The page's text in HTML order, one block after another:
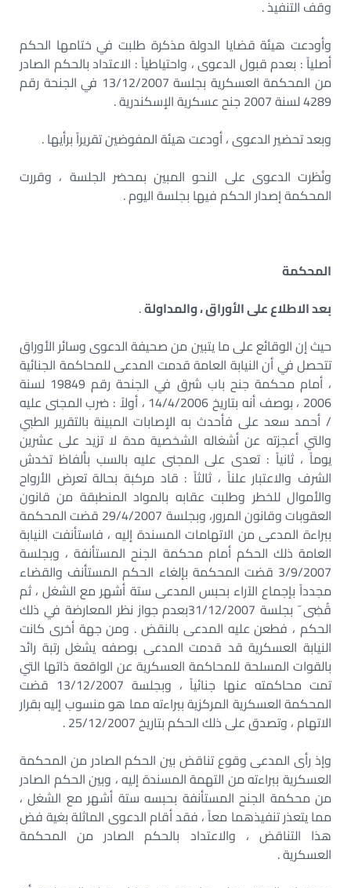
وقف التنفيذ .
وأودعت هيئة قضايا الدولة مذكرة طلبت في ختامها الحكم
أصلياً : بعدم قبول الدعوى ، واحتياطياً : الاعتداد بالحكم الصادر
من المحكمة العسكرية بجلسة 13/12/2007 في الجنحة رقم
4289 لسنة 2007 جنح عسكرية الإسكندرية .
وبعد تحضير الدعوى ، أودعت هيئة المفوضين تقريراً برأيها .
ونُظرت الدعوى على النحو المبين بمحضر الجلسة ، وقررت
المحكمة إصدار الحكم فيها بجلسة اليوم .
المحكمة
بعد الاطلاع على الأوراق ، والمداولة.
حيث إن الوقائع على ما يتبين من صحيفة الدعوى وسائر الأوراق
تتحصل في أن النيابة العامة قدمت المدعى للمحاكمة الجنائية
، أمام محكمة جنح باب شرق في الجنحة رقم 19849 لسنة
2006 ، بوصف أنه بتاريخ 14/4/2006 ، أولاً : ضرب المجنى عليه
/ أحمد سعد على فأحدث به الإصابات المبينة بالتقرير الطبي
والتي أعجزته عن أشغاله الشخصية مدة لا تزيد على عشرين
يوماً ، ثانياً : تعدى على المجنى عليه بالسب بألفاظ تخدش
الشرف والاعتبار علناً ، ثالثاً : قاد مركبة بحالة تعرض الأرواح
والأموال للخطر وطلبت عقابه بالمواد المنطبقة من قانون
العقوبات وقانون المرور، وبجلسة 29/4/2007 قضت المحكمة
ببراءة المدعى من الاتهامات المسندة إليه ، فاستأنفت النيابة
العامة ذلك الحكم أمام محكمة الجنح المستأنفة ، وبجلسة
3/9/2007 قضت المحكمة بإلغاء الحكم المستأنف والقضاء
مجدداً بإجماع الآراء بحبس المدعى ستة أشهر مع الشغل ، ثم
قُضِى َ بجلسة 31/12/2007بعدم جواز نظر المعارضة في ذلك
الحكم ، فطعن عليه المدعى بالنقض . ومن جهة أخرى كانت
النيابة العسكرية قد قدمت المدعى بوصفه يشغل رتبة رائد
بالقوات المسلحة للمحاكمة العسكرية عن الواقعة ذاتها التي
تمت محاكمته عنها جنائياً ، وبجلسة 13/12/2007 قضت
المحكمة العسكرية المركزية ببراءته مما هو منسوب إليه بقرار
الاتهام ، وتصدق على ذلك الحكم بتاريخ 25/12/2007 .
وإذ رأى المدعى وقوع تناقض بين الحكم الصادر من المحكمة
العسكرية ببراءته من التهمة المسندة إليه ، وبين الحكم الصادر
من محكمة الجنح المستأنفة بحبسه ستة أشهر مع الشغل ،
مما يتعذر تنفيذهما معاً ، فقد أقام الدعوى الماثلة بغية فض
هذا التناقض ، والاعتداد بالحكم الصادر من المحكمة
العسكرية .